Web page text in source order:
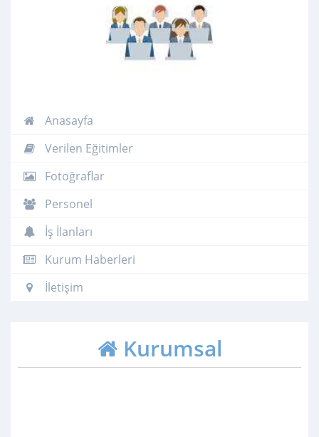
Anasayfa
Verilen Eğitimler
Fotoğraflar
Personel
İş İlanları
Kurum Haberleri
İletişim
Kurumsal